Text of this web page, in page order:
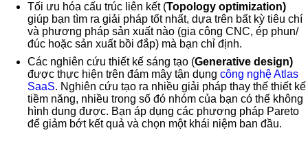
Tối ưu hóa cấu trúc liên kết (Topology optimization)
giúp bạn tìm ra giải pháp tốt nhất, dựa trên bất kỳ tiêu chí
và phương pháp sản xuất nào (gia công CNC, ép phun/
đúc hoặc sản xuất bồi đắp) mà bạn chỉ định.
Các nghiên cứu thiết kế sáng tạo (Generative design)
được thực hiện trên đám mây tận dụng công nghệ Atlas
SaaS. Nghiên cứu tạo ra nhiều giải pháp thay thế thiết kế
tiềm năng, nhiều trong số đó nhóm của bạn có thể không
hình dung được. Bạn áp dụng các phương pháp Pareto
để giảm bớt kết quả và chọn một khái niệm ban đầu.